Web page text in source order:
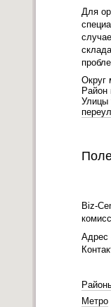
Для
Округ
Район
Улицы
Biz-
Адрес
Метро